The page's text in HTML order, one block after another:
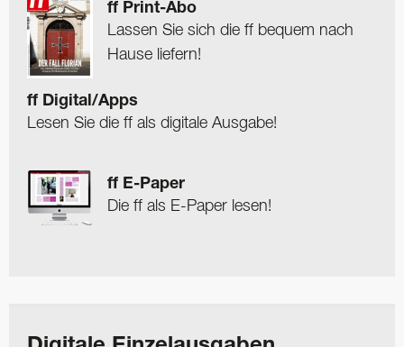
ff Print-Abo
Lassen Sie sich die ff bequem nach
Hause liefern!
ff Digital/Apps
Lesen Sie die ff als digitale Ausgabe!
ff E-Paper
Die ff als E-Paper lesen!